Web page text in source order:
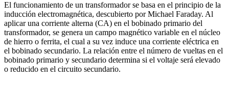
El funcionamiento de un transformador se basa en el principio de la
inducción electromagnética, descubierto por Michael Faraday. Al
aplicar una corriente alterna (CA) en el bobinado primario del
transformador, se genera un campo magnético variable en el núcleo
de hierro o ferrita, el cual a su vez induce una corriente eléctrica en
el bobinado secundario. La relación entre el número de vueltas en el
bobinado primario y secundario determina si el voltaje será elevado
o reducido en el circuito secundario.